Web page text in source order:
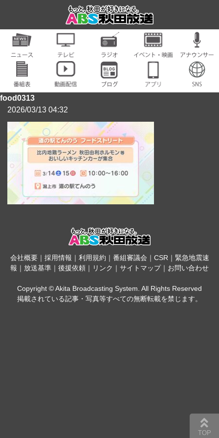
food0313
2026/03/13 04:32
会社概要｜ 採用情報 ｜ 利用規約 ｜ 番組審議会 ｜ CSR｜ 緊急地震速
報 ｜ 放送基準 ｜ 後援依頼 ｜ リンク ｜ サイトマップ｜ お問い合わせ
Copyright © Akita Broadcasting System. All Rights Reserved
掲載されている記事・写真等すべての無断転載を禁じます。